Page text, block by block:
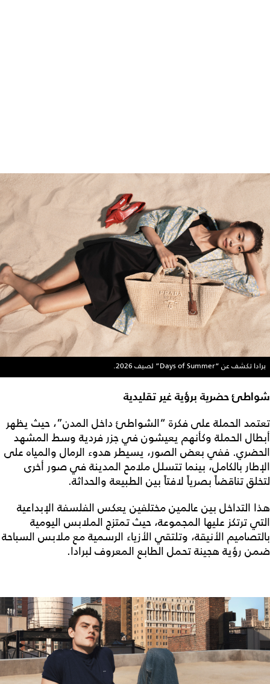
برادا تكشف عن “Days of Summer” لصيف 2026.
شواطئ حضرية برؤية غير تقليدية
تعتمد الحملة على فكرة “الشواطئ داخل المدن”، حيث يظهر
أبطال الحملة وكأنهم يعيشون في جزر فردية وسط المشهد
الحضري. ففي بعض الصور، يسيطر هدوء الرمال والمياه على
الإطار بالكامل، بينما تتسلل ملامح المدينة في صور أخرى
لتخلق تناقضاً بصرياً لافتاً بين الطبيعة والحداثة.
هذا التداخل بين عالمين مختلفين يعكس الفلسفة الإبداعية
التي ترتكز عليها المجموعة، حيث تمتزج الملابس اليومية
بالتصاميم الأنيقة، وتلتقي الأزياء الرسمية مع ملابس السباحة
ضمن رؤية هجينة تحمل الطابع المعروف لبرادا.